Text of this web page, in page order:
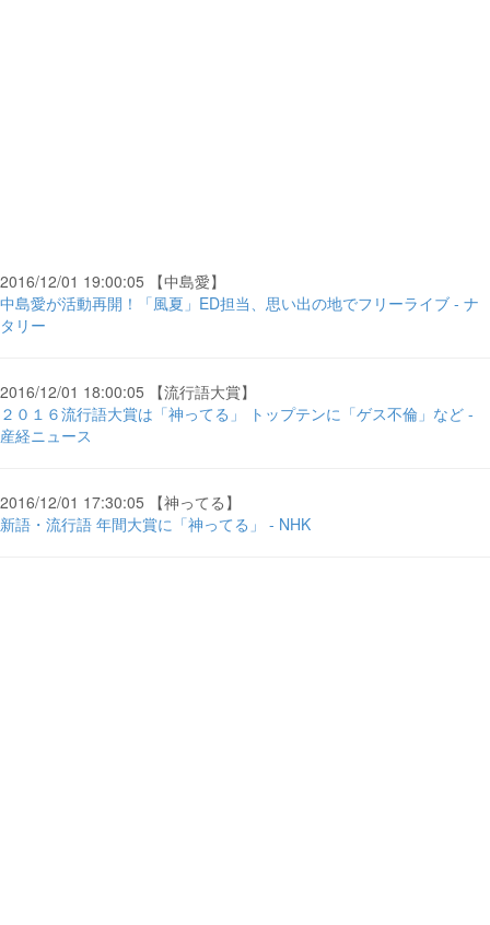
2016/12/01 19:00:05 【中島愛】
中島愛が活動再開！「風夏」ED担当、思い出の地でフリーライブ - ナ
タリー
2016/12/01 18:00:05 【流行語大賞】
２０１６流行語大賞は「神ってる」 トップテンに「ゲス不倫」など -
産経ニュース
2016/12/01 17:30:05 【神ってる】
新語・流行語 年間大賞に「神ってる」 - NHK